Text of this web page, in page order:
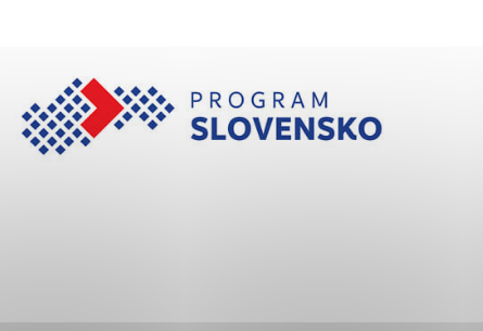
uplatniteľnými
oblastiam webovej
stránku používajú,
anonymne a nie je